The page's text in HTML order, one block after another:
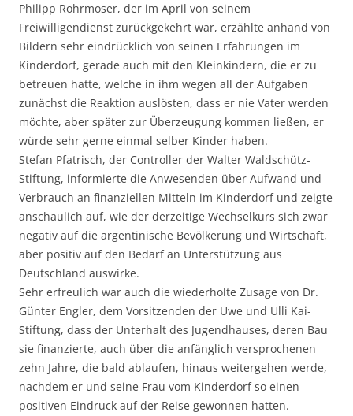
Philipp Rohrmoser, der im April von seinem
Freiwilligendienst zurückgekehrt war, erzählte anhand von
Bildern sehr eindrücklich von seinen Erfahrungen im
Kinderdorf, gerade auch mit den Kleinkindern, die er zu
betreuen hatte, welche in ihm wegen all der Aufgaben
zunächst die Reaktion auslösten, dass er nie Vater werden
möchte, aber später zur Überzeugung kommen ließen, er
würde sehr gerne einmal selber Kinder haben.
Stefan Pfatrisch, der Controller der Walter Waldschütz-
Stiftung, informierte die Anwesenden über Aufwand und
Verbrauch an finanziellen Mitteln im Kinderdorf und zeigte
anschaulich auf, wie der derzeitige Wechselkurs sich zwar
negativ auf die argentinische Bevölkerung und Wirtschaft,
aber positiv auf den Bedarf an Unterstützung aus
Deutschland auswirke.
Sehr erfreulich war auch die wiederholte Zusage von Dr.
Günter Engler, dem Vorsitzenden der Uwe und Ulli Kai-
Stiftung, dass der Unterhalt des Jugendhauses, deren Bau
sie finanzierte, auch über die anfänglich versprochenen
zehn Jahre, die bald ablaufen, hinaus weitergehen werde,
nachdem er und seine Frau vom Kinderdorf so einen
positiven Eindruck auf der Reise gewonnen hatten.